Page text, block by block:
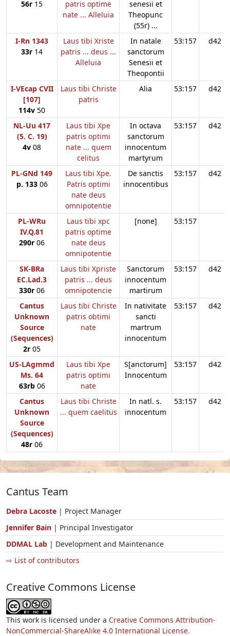
56r 15
patris optime
nate ... Alleluia
senesii et
Theopunc
(55r) ...
I-Rn 1343
33r 14
Laus tibi Xriste
patris ... deus ...
Alleluia
In natale
sanctorum
Senesii et
Theopontii
53:157 d42
I-VEcap CVII
[107]
114v 50
Laus tibi Christe
patris
Alia 53:157 d42
NL-Uu 417
(5. C. 19)
4v 08
Laus tibi Xpe
patris optimi
nate ... quem
celitus
In octava
sanctorum
innocentum
martyrum
53:157 d42
PL-GNd 149
p. 13306
Laus tibi Xpe.
Patris optimi
nate deus
omnipotentie
De sanctis
innocentibus
53:157 d42
PL-WRu
IV.Q.81
290r 06
Laus tibi xpc
patris optime
nate deus
omnipotentie
[none] 53:157
SK-BRa
EC.Lad.3
330r 06
Laus tibi Xpriste
patris ... deus
omnipotencie
Sanctorum
innocentum
martirum
53:157 d42
Cantus
Unknown
Source
(Sequences)
2r 05
Laus tibi Christe
patris obtimi
nate
In nativitate
sancti
martrum
innocentum
53:157 d42
US-LAgmmd
Ms. 64
63rb06
Laus tibi Xpe
patris optimi
nate
S[anctorum]
Innocentum
53:157 d42
Cantus
Unknown
Source
(Sequences)
48r 06
Laus tibi Christe
... quem caelitus
In natl. s.
innocentum
53:157 d42
Cantus Team
Debra Lacoste | Project Manager
Jennifer Bain | Principal Investigator
DDMAL Lab | Development and Maintenance
⇨ List of contributors
Creative Commons License
This work is licensed under a Creative Commons Attribution-
NonCommercial-ShareAlike 4.0 International License.